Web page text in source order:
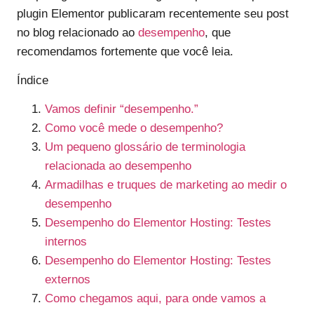
plugin Elementor publicaram recentemente seu post
no blog relacionado ao desempenho, que
recomendamos fortemente que você leia.
Índice
Vamos definir “desempenho.”
Como você mede o desempenho?
Um pequeno glossário de terminologia
relacionada ao desempenho
Armadilhas e truques de marketing ao medir o
desempenho
Desempenho do Elementor Hosting: Testes
internos
Desempenho do Elementor Hosting: Testes
externos
Como chegamos aqui, para onde vamos a